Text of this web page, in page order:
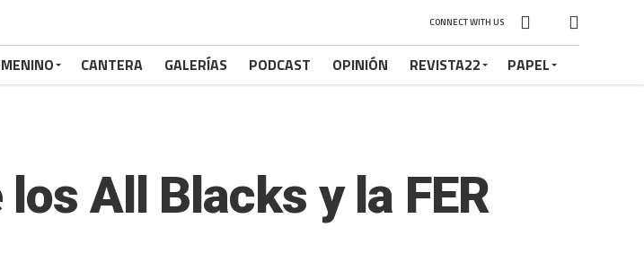
CONNECT WITH US
CANTERA GALERÍAS PODCAST OPINIÓN REVISTA22 PAPEL
All Blacks y la FER